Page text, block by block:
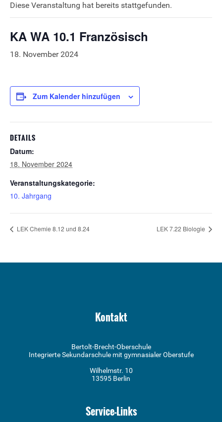
Diese Veranstaltung hat bereits stattgefunden.
KA WA 10.1 Französisch
18. November 2024
Zum Kalender hinzufügen
DETAILS
Datum:
18. November 2024
Veranstaltungskategorie:
10. Jahrgang
LEK Chemie 8.12 und 8.24 LEK 7.22 Biologie
Kontakt
Bertolt-Brecht-Oberschule
Integrierte Sekundarschule mit gymnasialer Oberstufe
Wilhelmstr. 10
13595 Berlin
Service-Links